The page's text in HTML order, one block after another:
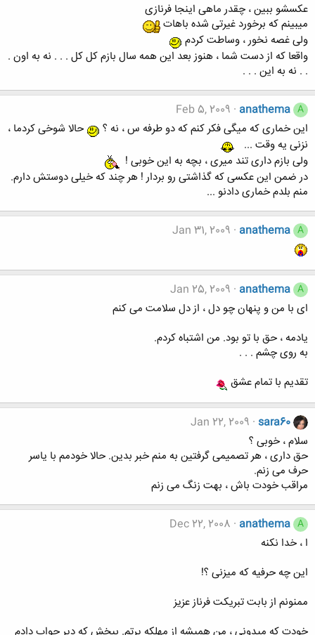
عکسشو ببين ، چقدر ماهی اينجا فرنازی
ميبينم که برخورد غيرتی شده باهات
ولی غصه نخور ، وساطت کردم
واقعا که از دست شما ، هنوز بعد اين همه سال بازم کل کل . . . نه به اون .
. . نه به اين . . .
A
anathema
Feb 5, 2009
اين خماری که ميگی فکر کنم که دو طرفه س ، نه ؟
حالا شوخی کردما ،
نزنی يه وقت ...
ولی بازم داری تند ميری ، بچه به اين خوبی !
در ضمن اين عکسی که گذاشتی رو بردار ! هر چند که خيلی دوستش دارم.
منم بلدم خماری دادنو ...
A
anathema
Jan 31, 2009
A
anathema
Jan 25, 2009
ای با من و پنهان چو دل ، از دل سلامت می کنم
يادمه ، حق با تو بود. من اشتباه کردم.
به روی چشم . . .
تقديم با تمام عشق
sara60
Jan 22, 2009
سلام ، خوبی ؟
حق داری ، هر تصميمی گرفتين به منم خبر بدين. حالا خودمم با ياسر
حرف می زنم.
مراقب خودت باش ، بهت زنگ می زنم
A
anathema
Dec 22, 2008
ا ، خدا نکنه
اين چه حرفيه که ميزنی ؟!
ممنونم از بابت تبريکت فرناز عزيز